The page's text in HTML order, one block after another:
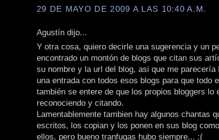
29 DE MAYO DE 2009 A LAS 10:40 A.M.
Agustín dijo...
Y otra cosa, quiero decirle una sugerencia y un
encontrado un montón de blogs que citan sus
su nombre y la url del blog, asi que me parecería
una entrada con todos esos blogs para que todo
también se entere de que los propios bloggers lo
reconociendo y citando.
Lamentablemente tambien hay algunos chantas
escritos, los copian y los ponen en sus blog
ellos, pero bueno tranfugas hubo siempre... :(